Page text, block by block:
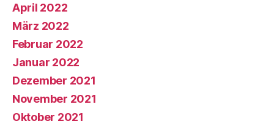
April 2022
März 2022
Februar 2022
Januar 2022
Dezember 2021
November 2021
Oktober 2021